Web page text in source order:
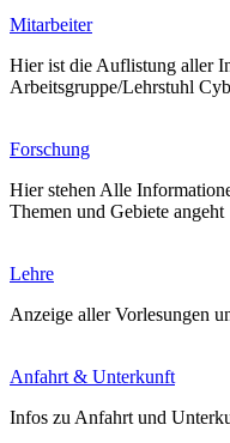
Mitarbeiter
Hier ist die Auflistung aller
Arbeitsgruppe/Lehrstuhl
Forschung
Hier stehen Alle
Themen und Gebiete angeht
Lehre
Anzeige aller Vorlesungen
Anfahrt & Unterkunft
Infos zu Anfahrt und